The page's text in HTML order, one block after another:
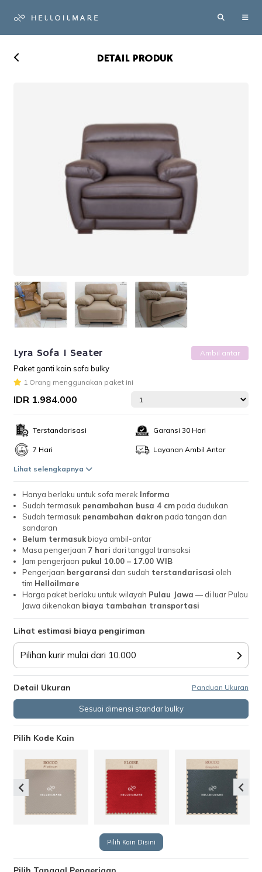
DETAIL PRODUK
Lyra Sofa 1 Seater Ambil antar
Paket ganti kain sofa bulky
1 Orang menggunakan paket ini
IDR 1.984.000
Terstandarisasi Garansi 30 Hari
7 Hari Layanan Ambil Antar
Lihat selengkapnya
Hanya berlaku untuk sofa merek Informa
Sudah termasuk penambahan busa 4 cmpada dudukan
Sudah termasuk penambahan dakron pada tangan dan
sandaran
Belum termasuk biaya ambil-antar
Masa pengerjaan 7 hari dari tanggal transaksi
Jam pengerjaan pukul 10.00 – 17.00 WIB
Pengerjaan bergaransi dan sudah terstandarisasi oleh
tim Helloilmare
Harga paket berlaku untuk wilayah Pulau Jawa — di luar Pulau
Jawa dikenakan biaya tambahan transportasi
Lihat estimasi biaya pengiriman
Pilihan kurir mulai dari 10.000
Detail Ukuran Panduan Ukuran
Sesuai dimensi standar bulky
Pilih Kode Kain
Pilih Kain Disini